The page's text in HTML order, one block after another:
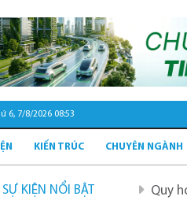
6, 7/8/2026 08:53
KIẾN TRÚC CHUYÊN NGÀNH
SỰ KIỆN NỔI BẬT
Quy hoạch và phát triển hạ